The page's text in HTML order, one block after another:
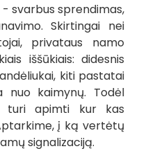
svarbus sprendimas,
Skirtingai nei
privataus namo
iššūkiais: didesnis
kiti pastatai
kaimynų. Todėl
turi apimti kur kas
į ką vertėtų
signalizaciją.